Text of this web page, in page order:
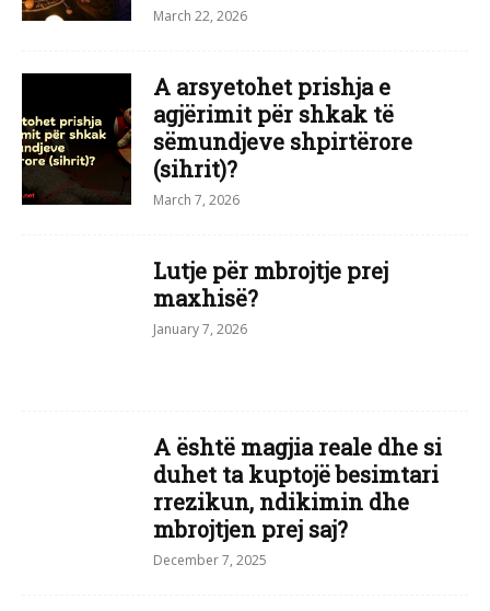
March 22, 2026
A arsyetohet prishja e
agjërimit për shkak të
sëmundjeve shpirtërore
(sihrit)?
March 7, 2026
Lutje për mbrojtje prej
maxhisë?
January 7, 2026
A është magjia reale dhe si
duhet ta kuptojë besimtari
rrezikun, ndikimin dhe
mbrojtjen prej saj?
December 7, 2025